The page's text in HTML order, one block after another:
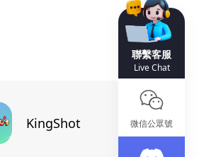
KingShot
聯繫客服
Live Chat
微信公眾號